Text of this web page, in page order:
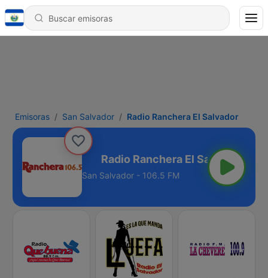
Emisoras San Salvador Radio Ranchera El Salvador
El Salvador
San Salvador - 106.5 FM